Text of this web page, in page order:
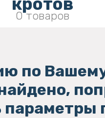
0 товаров
по
параметры